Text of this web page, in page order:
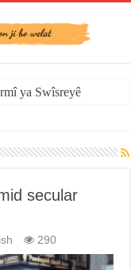
ya Swîsreyê
secular
290